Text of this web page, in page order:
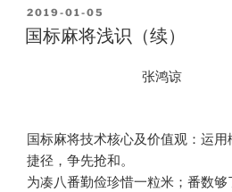
POSTED
ON
2019-01-05
国标麻将浅识（续）
张鸿谅
国标麻将技术核心及价值观：运
捷径，争先抢和。
为凑八番勤俭珍惜一粒米；番数